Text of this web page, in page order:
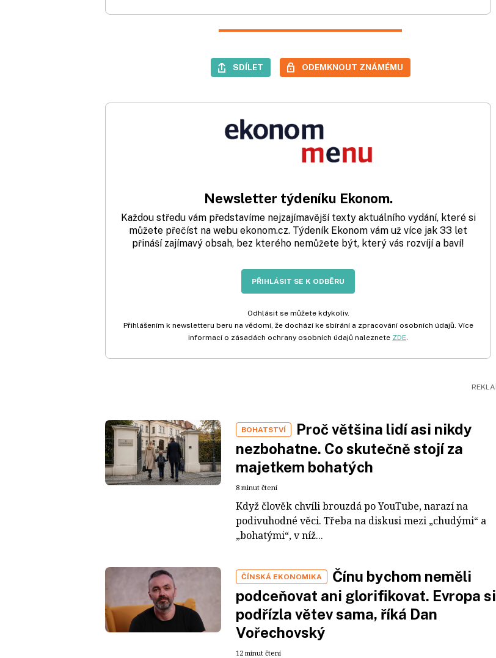
SDÍLET ODEMKNOUT ZNÁMÉMU
Newsletter týdeníku Ekonom.
Každou středu vám představíme nejzajímavější texty aktuálního vydání, které si
můžete přečíst na webu ekonom.cz. Týdeník Ekonom vám už více jak 33 let
přináší zajímavý obsah, bez kterého nemůžete být, který vás rozvíjí a baví!
PŘIHLÁSIT SE K ODBĚRU
Odhlásit se můžete kdykoliv.
Přihlášením k newsletteru beru na vědomí, že dochází ke sbírání a zpracování osobních údajů. Více
informací o zásadách ochrany osobních údajů naleznete ZDE.
BOHATSTVÍ
Proč většina lidí asi nikdy
nezbohatne. Co skutečně stojí za
majetkem bohatých
8 minut čtení
Když člověk chvíli brouzdá po YouTube, narazí na
podivuhodné věci. Třeba na diskusi mezi „chudými“ a
„bohatými“, v níž...
ČÍNSKÁ EKONOMIKA
Čínu bychom neměli
podceňovat ani glorifikovat. Evropa si
podřízla větev sama, říká Dan
Vořechovský
12 minut čtení